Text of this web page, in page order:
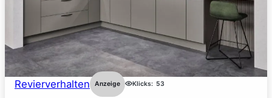
Revierverhalten Anzeige Klicks: 53